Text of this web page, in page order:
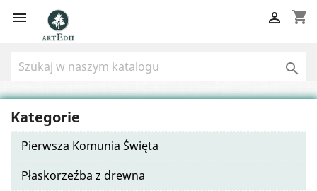
 shopping_cart


Kategorie
Pierwsza Komunia Święta
Płaskorzeźba z drewna